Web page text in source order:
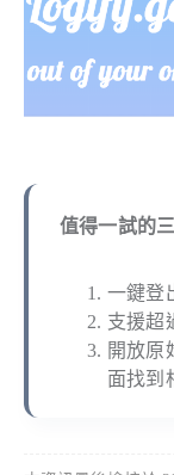
值得一試的
一鍵登
支援超
開放原
面找到